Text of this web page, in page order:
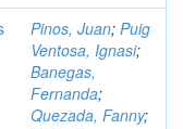
Pinos, Juan; Puig
Ventosa, Ignasi;
Banegas,
Fernanda;
Quezada, Fanny;